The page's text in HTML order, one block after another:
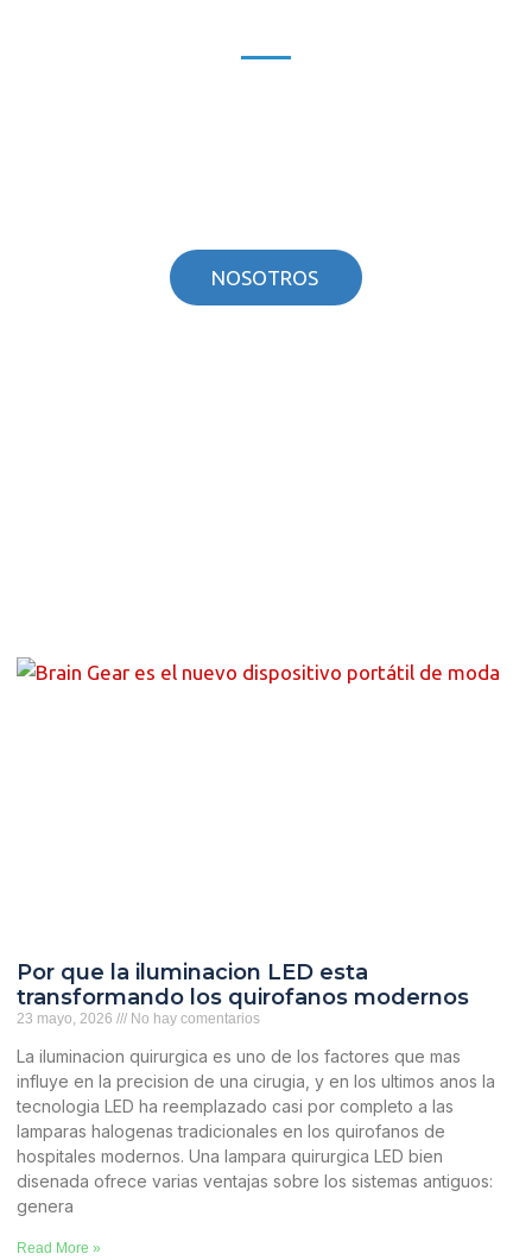
NOSOTROS
Por que la iluminacion LED esta
transformando los quirofanos modernos
23 mayo, 2026 No hay comentarios
La iluminacion quirurgica es uno de los factores que mas
influye en la precision de una cirugia, y en los ultimos anos la
tecnologia LED ha reemplazado casi por completo a las
lamparas halogenas tradicionales en los quirofanos de
hospitales modernos. Una lampara quirurgica LED bien
disenada ofrece varias ventajas sobre los sistemas antiguos:
genera
Read More »